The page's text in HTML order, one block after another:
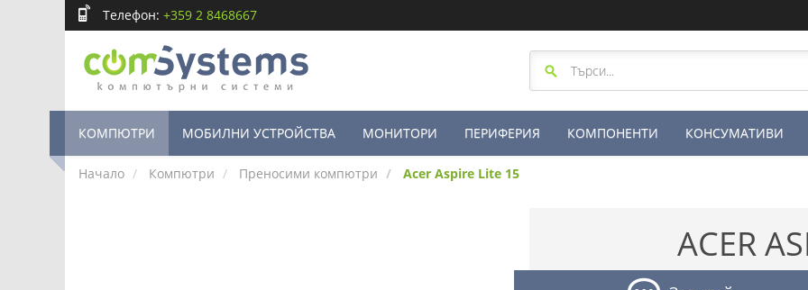
Телефон: +359 2 8468667
КОМПЮТРИ МОБИЛНИ УСТРОЙСТВА МОНИТОРИ ПЕРИФЕРИЯ КОМПОНЕНТИ КОНСУМАТИВИ
Начало Компютри Преносими компютри Acer Aspire Lite 15
ACER